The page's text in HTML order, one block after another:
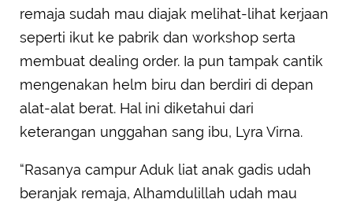
remaja sudah mau diajak melihat-lihat kerjaan
seperti ikut ke pabrik dan workshop serta
membuat dealing order. Ia pun tampak cantik
mengenakan helm biru dan berdiri di depan
alat-alat berat. Hal ini diketahui dari
keterangan unggahan sang ibu, Lyra Virna.
“Rasanya campur Aduk liat anak gadis udah
beranjak remaja, Alhamdulillah udah mau